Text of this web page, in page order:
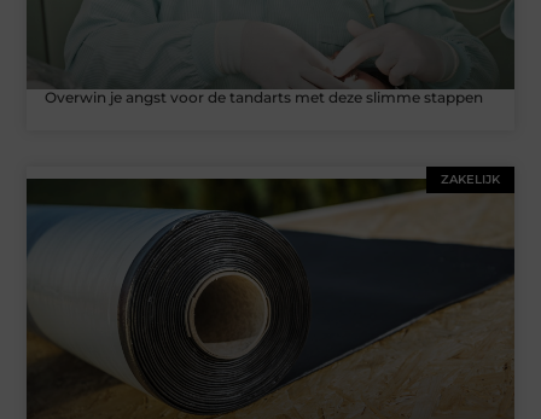
Overwin je angst voor de tandarts met deze slimme stappen
ZAKELIJK